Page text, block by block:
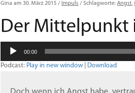
Gina am 30. März 2015 / Impuls / Schlagworte: Angst,
Der Mittelpunkt
Audio-
Player
00:00
Podcast: Play in new window Download